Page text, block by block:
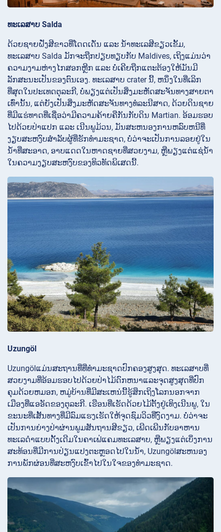
ທະເລສາບ Salda
ດ້ວຍຊາຍຝັ່ງສີຂາວທີ່ໂດດເດັ່ນ ແລະ ນ້ຳທະເລສີຂຽວເຂັ້ມ,
ທະເລສາບ Salda ມັກຈະຖືກປຽບທຽບກັບ Maldives, ເຖິງແມ່ນວ່າ
ຄວາມງາມຫ່າງໄກສອກຫຼີກ ແລະ ບໍ່ເຄີຍຖືກແຕະຕ້ອງໃຫ້ມັນມີ
ລັກສະນະເປັນຂອງຕົນເອງ. ທະເລສາບ crater ນີ້, ຫນຶ່ງໃນທີ່ເລິກ
ທີ່ສຸດໃນປະເທດຕຸລະກີ, ບໍ່ພຽງແຕ່ເປັນສິ່ງມະຫັດສະຈັນທາງສາຍຕາ
ເທົ່ານັ້ນ, ແຕ່ຍັງເປັນສິ່ງມະຫັດສະຈັນທາງທໍລະນີສາດ, ດ້ວຍດິນຊາຍ
ທີ່ມີແຮ່ທາດທີ່ເຊື່ອວ່າມີຄວາມຄ້າຍຄືກັນກັບດິນ Martian. ອ້ອມຮອບ
ໄປດ້ວຍປ່າແປກ ແລະ ເນີນພູມ້ວນ, ມັນສະຫນອງການຫລົບຫນີທີ່
ງຽບສະຫງົບສໍາລັບຜູ້ທີ່ຮັກທໍາມະຊາດ, ບໍ່ວ່າຈະເປັນການລອຍຢູ່ໃນ
ນ້ໍາທີ່ສະອາດ, ອາບແດດໃນຫາດຊາຍທີ່ສວຍງາມ, ຫຼືພຽງແຕ່ແຊ່ນ້ໍາ
ໃນຄວາມງຽບສະຫງົບຂອງທິວທັດພິເສດນີ້.
Uzungöl
Uzungölແມ່ນສະຖານທີ່ທີ່ທໍາມະຊາດປົກຄອງສູງສຸດ. ທະເລສາບທີ່
ສວຍງາມທີ່ອ້ອມຮອບໄປດ້ວຍປ່າໄມ້ດົກຫນາແລະຈຸດສູງສຸດທີ່ປົກ
ຄຸມດ້ວຍຫມອກ, ຫມູ່ບ້ານທີ່ມີສະເຫນ່ນີ້ຮູ້ສຶກເຖິງໂລກນອກຈາກ
ເມືອງທີ່ແອອັດຂອງຕຸລະກີ. ເຮືອນທີ່ເຮັດດ້ວຍໄມ້ຕັ້ງຢູ່ເທິງເນີນພູ, ໃນ
ຂະນະທີ່ເສັ້ນທາງທີ່ມີລົມແຮງເຮັດໃຫ້ຈຸດຊົມວິວທີ່ງົດງາມ. ບໍ່ວ່າຈະ
ເປັນການຍ່າງປ່າຜ່ານພູມສັນຖານສີຂຽວ, ເພີດເພີນກັບອາຫານ
ທະເລດໍາແບບດັ້ງເດີມໃນຄາເຟ່ແຄມທະເລສາບ, ຫຼືພຽງແຕ່ເບິ່ງການ
ສະທ້ອນທີ່ມີການປ່ຽນແປງຕະຫຼອດໄປໃນນ້ໍາ, Uzungölສະຫນອງ
ການພັກຜ່ອນທີ່ສະຫງົບເຂົ້າໄປໃນໃຈຂອງທໍາມະຊາດ.